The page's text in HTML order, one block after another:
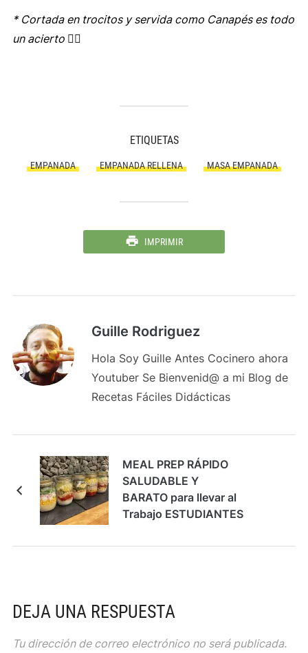
* Cortada en trocitos y servida como Canapés es todo
un acierto 👍🏻
ETIQUETAS
EMPANADA EMPANADA RELLENA MASA EMPANADA
IMPRIMIR
Guille Rodriguez
Hola Soy Guille Antes Cocinero ahora
Youtuber Se Bienvenid@ a mi Blog de
Recetas Fáciles Didácticas
MEAL PREP RÁPIDO
SALUDABLE Y
BARATO para llevar al
Trabajo ESTUDIANTES
DEJA UNA RESPUESTA
Tu dirección de correo electrónico no será publicada.